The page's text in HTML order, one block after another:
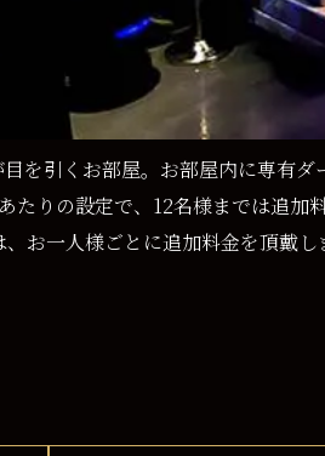
目を引くお部屋。お部屋内に専有
たりの設定で、12名様までは追加
お一人様ごとに追加料金を頂戴